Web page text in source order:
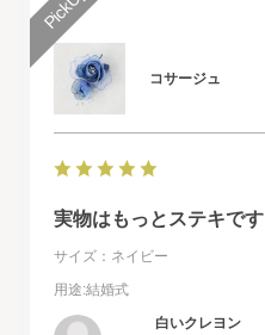
コサージュ
実物はもっとステキです
サイズ：ネイビー
用途:結婚式
白いクレヨン